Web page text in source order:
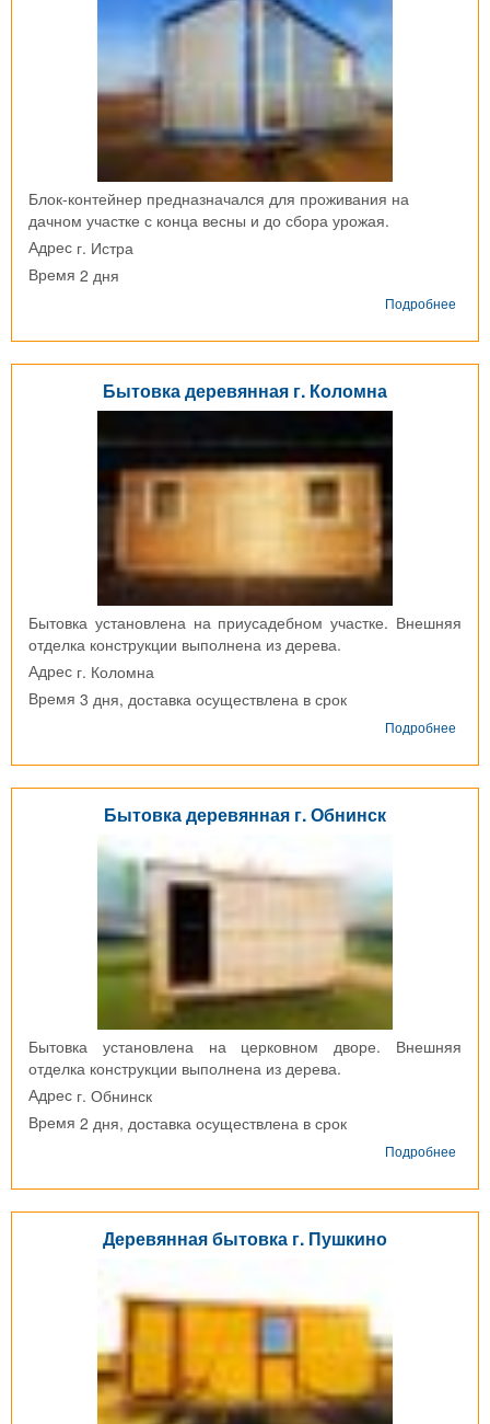
Блок-контейнер предназначался для проживания на
дачном участке с конца весны и до сбора урожая.
Адрес г. Истра
Время 2 дня
Подробнее
Бытовка деревянная г. Коломна
Бытовка установлена на приусадебном участке. Внешняя
отделка конструкции выполнена из дерева.
Адрес г. Коломна
Время 3 дня, доставка осуществлена в срок
Подробнее
Бытовка деревянная г. Обнинск
Бытовка установлена на церковном дворе. Внешняя
отделка конструкции выполнена из дерева.
Адрес г. Обнинск
Время 2 дня, доставка осуществлена в срок
Подробнее
Деревянная бытовка г. Пушкино